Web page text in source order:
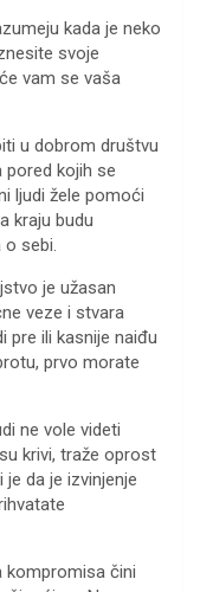
kada je neko
svoje
vam se vaša
u dobrom društvu
pored kojih se
ljudi žele pomoći
kraju budu
sebi.
je užasan
veze i stvara
pre ili kasnije naiđu
prvo morate
ne vole videti
krivi, traže oprost
da je izvinjenje
kompromisa čini